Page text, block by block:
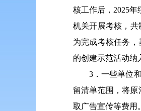
核工作后，2025
机关开展考核，共
为完成考核任务
的创建示范活动纳
3．一些单位和
留清单范围，将原
取广告宣传等费用